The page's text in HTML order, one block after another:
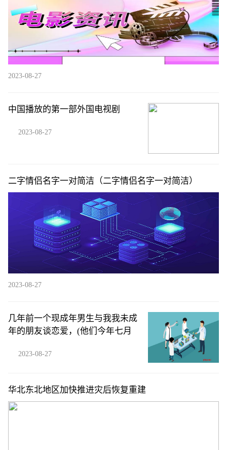
2023-08-27
中国播放的第一部外国电视剧
2023-08-27
二字情侣名字一对简洁（二字情侣名字一对简洁）
2023-08-27
几年前一个现成年男生与我我未成
年的朋友谈恋爱，(他们今年七月
2023-08-27
华北东北地区加快推进灾后恢复重建